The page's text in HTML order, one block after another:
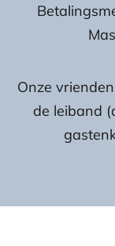
Onze
de leiband